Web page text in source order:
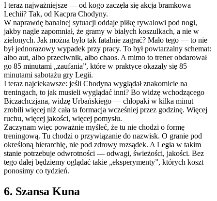
I teraz najważniejsze — od kogo zaczęła się akcja bramkowa
Lechii? Tak, od Kacpra Chodyny.
W naprawdę banalnej sytuacji oddaje piłkę rywalowi pod nogi,
jakby nagle zapomniał, że gramy w białych koszulkach, a nie w
zielonych. Jak można było tak fatalnie zagrać? Mało tego — to nie
był jednorazowy wypadek przy pracy. To był powtarzalny schemat:
albo aut, albo przeciwnik, albo chaos. A mimo to trener obdarował
go 85 minutami „zaufania”, które w praktyce okazały się 85
minutami sabotażu gry Legii.
I teraz najciekawsze: jeśli Chodyna wyglądał znakomicie na
treningach, to jak musieli wyglądać inni? Bo widzę wchodzącego
Biczachczjana, widzę Urbańskiego — chłopaki w kilka minut
zrobili więcej niż cała ta formacja wcześniej przez godzinę. Więcej
ruchu, więcej jakości, więcej pomysłu.
Zaczynam więc poważnie myśleć, że tu nie chodzi o formę
treningową. Tu chodzi o przywiązanie do nazwisk. O granie pod
określoną hierarchię, nie pod zdrowy rozsądek. A Legia w takim
stanie potrzebuje odwrotności — odwagi, świeżości, jakości. Bez
tego dalej będziemy oglądać takie „eksperymenty”, których koszt
ponosimy co tydzień.
6. Szansa Kuna